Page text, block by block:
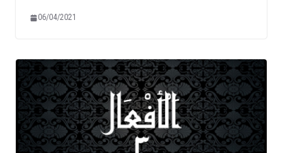
06/04/2021